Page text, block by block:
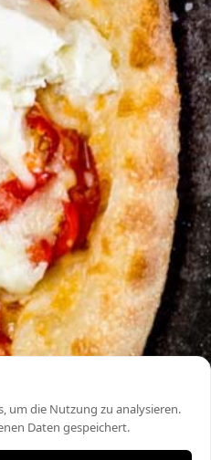
um die Nutzung zu analysieren.
Daten gespeichert.